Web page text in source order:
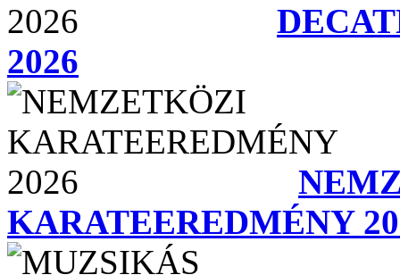
2026
KARATEEREDMÉNY